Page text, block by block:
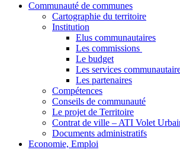
Communauté de communes
Cartographie du territoire
Institution
Elus communautaires
Les commissions
Le budget
Les services
Les partenaires
Compétences
Conseils de communauté
Le projet de Territoire
Contrat de ville – ATI Volet
Documents administratifs
Economie, Emploi